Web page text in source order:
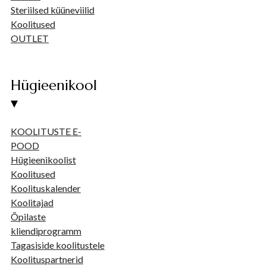
Steriilsed küüneviilid
Koolitused
OUTLET
Hügieenikool
▾
KOOLITUSTE E-
POOD
Hügieenikoolist
Koolitused
Koolituskalender
Koolitajad
Õpilaste
kliendiprogramm
Tagasiside koolitustele
Koolituspartnerid